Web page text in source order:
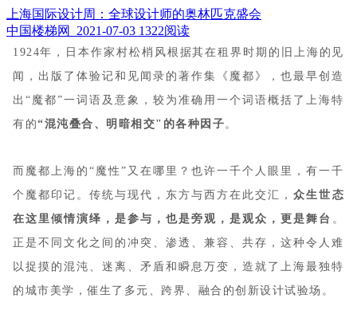
上海国际设计周：全球设计师的奥林匹克盛会
中国楼梯网 2021-07-03 1322阅读
1924年，日本作家村松梢风根据其在租界时期的旧上海的见
闻，出版了体验记和见闻录的著作集《魔都》，也最早创造
出“魔都”一词语及意象，较为准确用一个词语概括了上海特
有的“混沌叠合、明暗相交"的各种因子。
而魔都上海的“魔性”又在哪里？也许一千个人眼里，有一千
个魔都印记。传统与现代，东方与西方在此交汇，众生世态
在这里倾情演绎，是参与，也是旁观，是观众，更是舞台 。
正是不同文化之间的冲突、渗透、兼容、共存，这种令人难
以捉摸的混沌、迷离、矛盾和瞬息万变，造就了上海最独特
的城市美学，催生了多元、跨界、融合的创新设计试验场。